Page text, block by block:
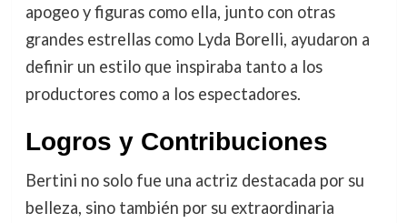
apogeo y figuras como ella, junto con otras
grandes estrellas como Lyda Borelli, ayudaron a
definir un estilo que inspiraba tanto a los
productores como a los espectadores.
Logros y Contribuciones
Bertini no solo fue una actriz destacada por su
belleza, sino también por su extraordinaria